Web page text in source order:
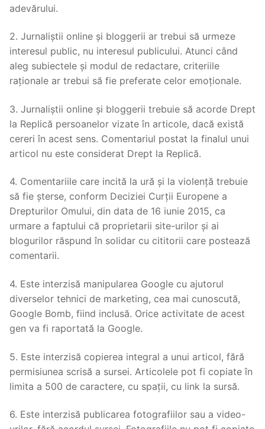
adevărului.
2. Jurnaliștii online și bloggerii ar trebui să urmeze
interesul public, nu interesul publicului. Atunci când
aleg subiectele și modul de redactare, criteriile
raționale ar trebui să fie preferate celor emoționale.
3. Jurnaliștii online și bloggerii trebuie să acorde Drept
la Replică persoanelor vizate în articole, dacă există
cereri în acest sens. Comentariul postat la finalul unui
articol nu este considerat Drept la Replică.
4. Comentariile care incită la ură și la violență trebuie
să fie șterse, conform Deciziei Curții Europene a
Drepturilor Omului, din data de 16 iunie 2015, ca
urmare a faptului că proprietarii site-urilor și ai
blogurilor răspund în solidar cu cititorii care postează
comentarii.
4. Este interzisă manipularea Google cu ajutorul
diverselor tehnici de marketing, cea mai cunoscută,
Google Bomb, fiind inclusă. Orice activitate de acest
gen va fi raportată la Google.
5. Este interzisă copierea integral a unui articol, fără
permisiunea scrisă a sursei. Articolele pot fi copiate în
limita a 500 de caractere, cu spații, cu link la sursă.
6. Este interzisă publicarea fotografiilor sau a video-